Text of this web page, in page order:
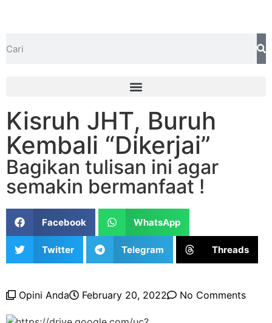
Kisruh JHT, Buruh
Kembali “Dikerjai”
Bagikan tulisan ini agar
semakin bermanfaat !
Facebook WhatsApp
Twitter Telegram Threads
Opini Anda February 20, 2022 No Comments